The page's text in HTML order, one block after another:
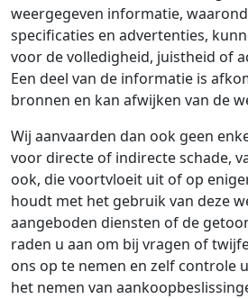
weergegeven informatie,
specificaties en advertenties,
voor de volledigheid, juistheid of
Een deel van de informatie is
bronnen en kan afwijken van de
Wij aanvaarden dan ook geen
voor directe of indirecte schade,
ook, die voortvloeit uit of op
houdt met het gebruik van deze
aangeboden diensten of de
raden u aan om bij vragen of
ons op te nemen en zelf controle
het nemen van